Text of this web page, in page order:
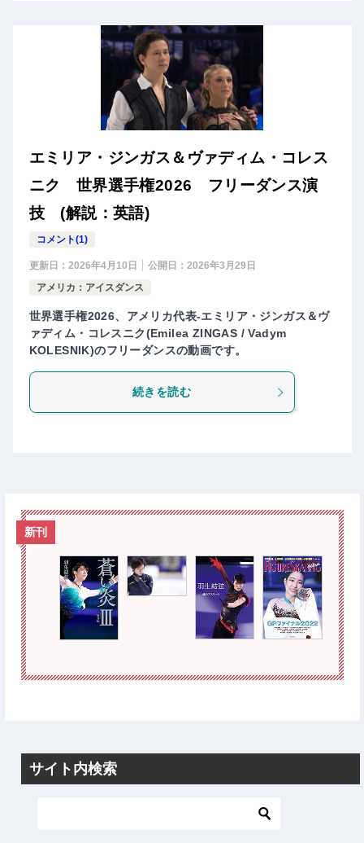
エミリア・ジンガス＆ヴァディム・コレス
ニク 世界選手権2026 フリーダンス演
技 (解説：英語)
コメント(1)
更新日： 2026年4月10日 公開日： 2026年3月29日
アメリカ：アイスダンス
世界選手権2026、アメリカ代表-エミリア・ジンガス＆ヴ
ァディム・コレスニク(Emilea ZINGAS / Vadym
KOLESNIK)のフリーダンスの動画です。
続きを読む
新刊
サイト内検索